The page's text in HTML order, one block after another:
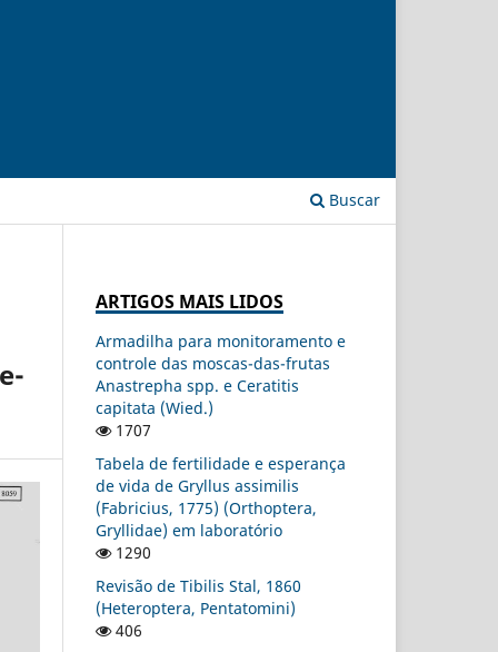
Buscar
ARTIGOS MAIS LIDOS
Armadilha para monitoramento e
controle das moscas-das-frutas
Anastrepha spp. e Ceratitis
capitata (Wied.)
1707
Tabela de fertilidade e esperança
de vida de Gryllus assimilis
(Fabricius, 1775) (Orthoptera,
Gryllidae) em laboratório
1290
Revisão de Tibilis Stal, 1860
(Heteroptera, Pentatomini)
406